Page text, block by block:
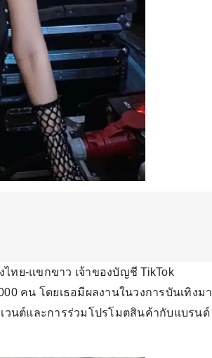
ทย-แขกขาว เจ้าของบัญชี TikTok
คน โดยเธอมีผลงานในวงการบันเทิงมา
วนต์และการร่วมโปรโมตสินค้ากับแบรนด์